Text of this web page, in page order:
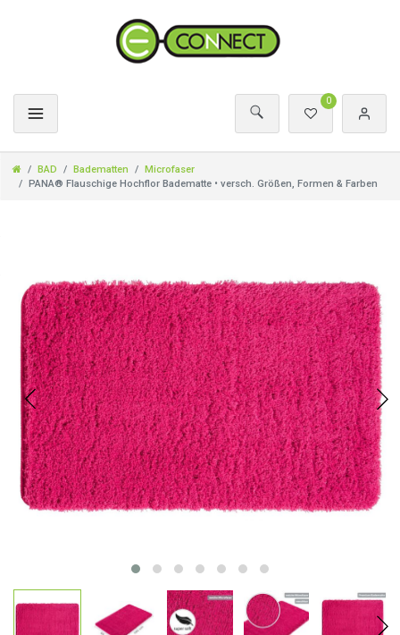
0
BAD Badematten
Microfaser
PANA® Flauschige Hochflor Badematte • versch. Größen, Formen & Farben